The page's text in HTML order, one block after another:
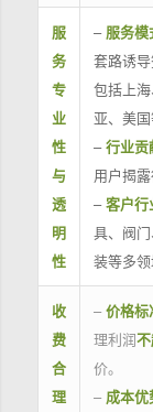
服
务
专
业
性
与
透
明
性
– 服务模
套路诱
包括上
亚、美国
–行业贡
用户揭
–客户行
具、阀
装等多领
收
费
合
理
– 价格标
理利润
价。
– 成本优